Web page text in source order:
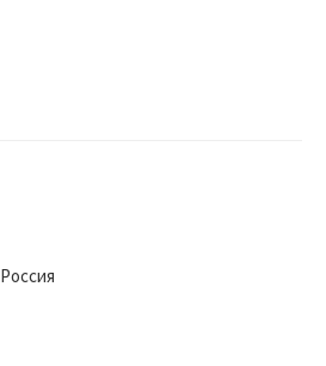
Россия